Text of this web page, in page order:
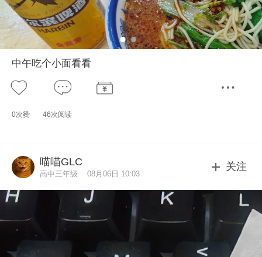
中午吃个小面看看
0次赞 46次阅读
喵喵GLC
高中三年级 08月06日 10:03
关注